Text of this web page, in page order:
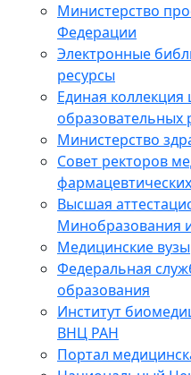
Министерство
Федерации
Электронные
ресурсы
Единая
образовательных
Министерство
Совет ректоров
Высшая
Минобразования
Медицинские вузы
Федеральная
образования
Институт
ВНЦ РАН
Портал